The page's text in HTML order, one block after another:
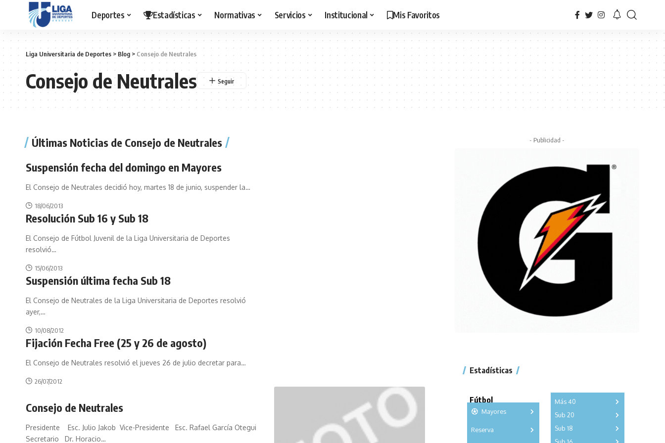
Deportes Estadísticas Normativas Servicios Institucional Mis Favoritos
Liga Universitaria de Deportes > Blog >Consejo de Neutrales
Consejo de Neutrales
Últimas Noticias de Consejo de Neutrales
Suspensión fecha del domingo en Mayores
El Consejo de Neutrales decidió hoy, martes 18 de junio, suspender la…
18/06/2013
Resolución Sub 16 y Sub 18
El Consejo de Fútbol Juvenil de la Liga Universitaria de Deportes
resolvió…
15/06/2013
Suspensión última fecha Sub 18
El Consejo de Neutrales de la Liga Universitaria de Deportes resolvió
ayer,…
10/08/2012
Fijación Fecha Free (25 y 26 de agosto)
El Consejo de Neutrales resolvió el jueves 26 de julio decretar para…
26/07/2012
Consejo de Neutrales
Presidente Esc. Julio Jakob Vice-Presidente Esc. Rafael García Otegui
Secretario Dr. Horacio…
- Publicidad -
Estadísticas
Fútbol
Mayores
ABC G
Reserva
Más 40
Sub 20
A
Sub 18